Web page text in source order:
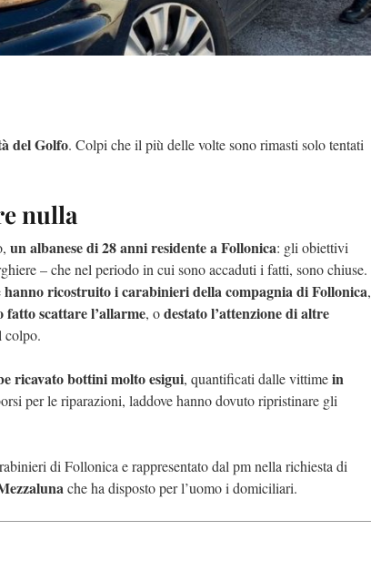
del Golfo. Colpi che il più delle volte sono rimasti solo tentati
nulla
un albanese di 28 anni residente a Follonica: gli obiettivi
– che nel periodo in cui sono accaduti i fatti, sono chiuse.
hanno ricostruito i carabinieri della compagnia di Follonica,
fatto scattare l’allarme, odestato l’attenzione di altre
colpo.
ricavato bottini molto esigui, quantificati dalle vittimein
per le riparazioni, laddove hanno dovuto ripristinare gli
di Follonica e rappresentato dal pm nella richiesta di
che ha disposto per l’uomo i domiciliari.